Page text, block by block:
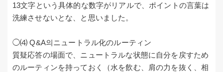
13文字という具体的な数字がリアルで、ポイントの言葉は
洗練させないとな、と思いました。
◯⑷ Q&A의ニュートラル化のルーティン
質疑応答の場面で、ニュートラルな状態に自分を戻すため
のルーティンを持っておく（水を飲む、肩の力を抜く、相